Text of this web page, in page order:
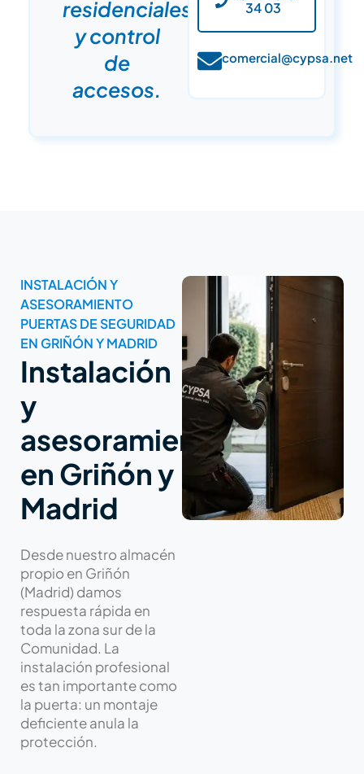
residenciales
y control
de
accesos.
34 03
comercial@cypsa.net
INSTALACIÓN Y
ASESORAMIENTO
PUERTAS DE SEGURIDAD
EN GRIÑÓN Y MADRID
Instalación
y
asesoramiento
en Griñón y
Madrid
Desde nuestro almacén
propio en Griñón
(Madrid) damos
respuesta rápida en
toda la zona sur de la
Comunidad. La
instalación profesional
es tan importante como
la puerta: un montaje
deficiente anula la
protección.